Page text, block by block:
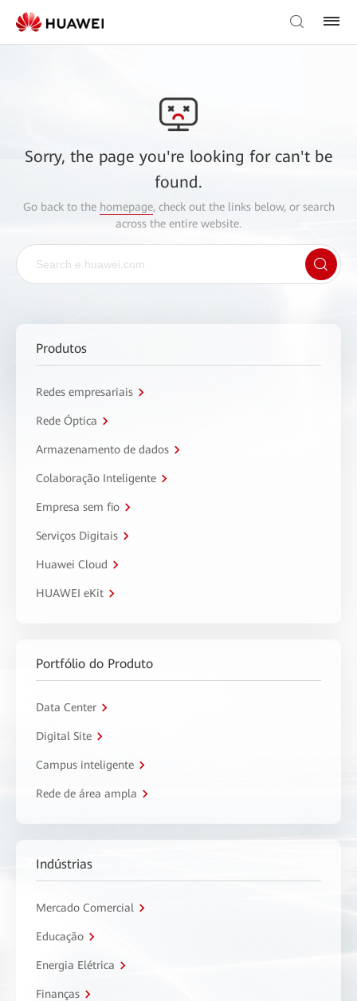
Sorry, the page you're looking for can't be
found.
Go back to the homepage, check out the links below, or search
across the entire website.
Produtos
Redes empresariais
Rede Óptica
Armazenamento de dados
Colaboração Inteligente
Empresa sem fio
Serviços Digitais
Huawei Cloud
HUAWEI eKit
Portfólio do Produto
Data Center
Digital Site
Campus inteligente
Rede de área ampla
Indústrias
Mercado Comercial
Educação
Energia Elétrica
Finanças